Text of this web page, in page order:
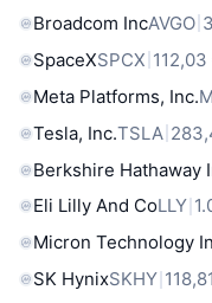
Broadcom IncAVGO
SpaceXSPCX 112,03
Meta Platforms, Inc.
Tesla, Inc.TSLA
Berkshire Hathaway
Eli Lilly And CoLLY
Micron Technology
SK HynixSKHY